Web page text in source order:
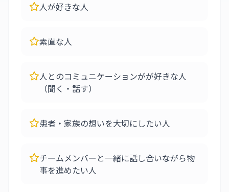
人が好きな人
素直な人
人とのコミュニケーションがが好きな人
（聞く・話す）
患者・家族の想いを大切にしたい人
チームメンバーと一緒に話し合いながら物
事を進めたい人